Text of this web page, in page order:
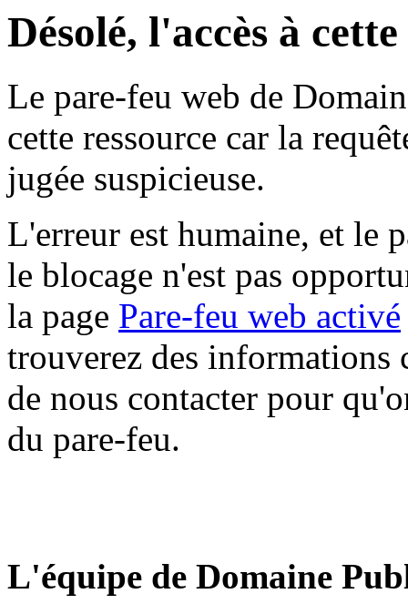
Désolé, l'accès à
Le pare-feu web de
cette ressource car la
jugée suspicieuse.
L'erreur est humaine, et le
le blocage n'est pas
la page Pare-feu web activé
trouverez des informations
de nous contacter pour
du pare-feu.
L'équipe de Domaine